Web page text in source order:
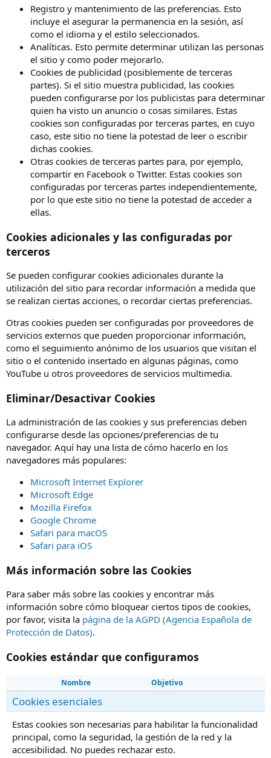
Registro y mantenimiento de las preferencias. Esto
incluye el asegurar la permanencia en la sesión, así
como el idioma y el estilo seleccionados.
Analíticas. Esto permite determinar utilizan las personas
el sitio y como poder mejorarlo.
Cookies de publicidad (posiblemente de terceras
partes). Si el sitio muestra publicidad, las cookies
pueden configurarse por los publicistas para determinar
quien ha visto un anuncio o cosas similares. Estas
cookies son configuradas por terceras partes, en cuyo
caso, este sitio no tiene la potestad de leer o escribir
dichas cookies.
Otras cookies de terceras partes para, por ejemplo,
compartir en Facebook o Twitter. Estas cookies son
configuradas por terceras partes independientemente,
por lo que este sitio no tiene la potestad de acceder a
ellas.
Cookies adicionales y las configuradas por
terceros
Se pueden configurar cookies adicionales durante la
utilización del sitio para recordar información a medida que
se realizan ciertas acciones, o recordar ciertas preferencias.
Otras cookies pueden ser configuradas por proveedores de
servicios externos que pueden proporcionar información,
como el seguimiento anónimo de los usuarios que visitan el
sitio o el contenido insertado en algunas páginas, como
YouTube u otros proveedores de servicios multimedia.
Eliminar/Desactivar Cookies
La administración de las cookies y sus preferencias deben
configurarse desde las opciones/preferencias de tu
navegador. Aquí hay una lista de cómo hacerlo en los
navegadores más populares:
Microsoft Internet Explorer
Microsoft Edge
Mozilla Firefox
Google Chrome
Safari para macOS
Safari para iOS
Más información sobre las Cookies
Para saber más sobre las cookies y encontrar más
información sobre cómo bloquear ciertos tipos de cookies,
por favor, visita la página de la AGPD (Agencia Española de
Protección de Datos).
Cookies estándar que configuramos
Nombre Objetivo
Cookies esenciales
Estas cookies son necesarias para habilitar la funcionalidad
principal, como la seguridad, la gestión de la red y la
accesibilidad. No puedes rechazar esto.